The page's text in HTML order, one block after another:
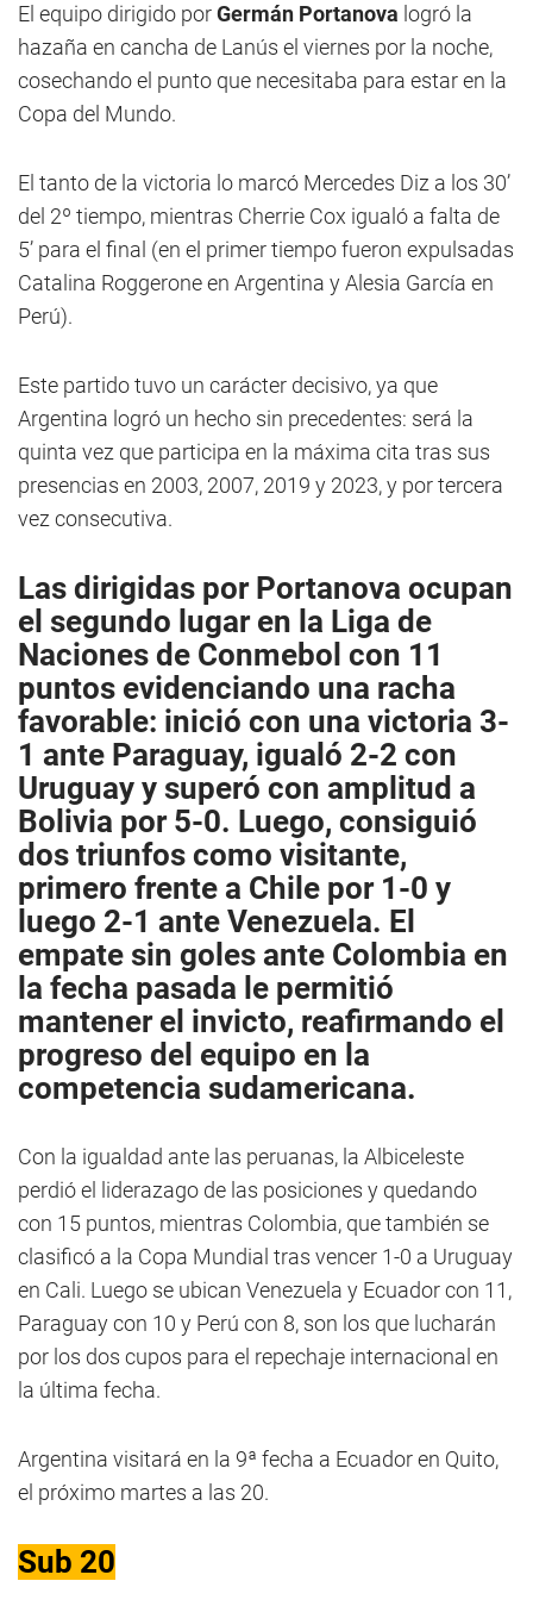
El equipo dirigido porGermán Portanova logró la
hazaña en cancha de Lanús el viernes por la noche,
cosechando el punto que necesitaba para estar en la
Copa del Mundo.
El tanto de la victoria lo marcó Mercedes Diz a los 30’
del 2º tiempo, mientras Cherrie Cox igualó a falta de
5’ para el final (en el primer tiempo fueron expulsadas
Catalina Roggerone en Argentina y Alesia García en
Perú).
Este partido tuvo un carácter decisivo, ya que
Argentina logró un hecho sin precedentes: será la
quinta vez que participa en la máxima cita tras sus
presencias en 2003, 2007, 2019 y 2023, y por tercera
vez consecutiva.
Las dirigidas por Portanova ocupan
el segundo lugar en la Liga de
Naciones de Conmebol con 11
puntos evidenciando una racha
favorable: inició con una victoria 3-
1 ante Paraguay, igualó 2-2 con
Uruguay y superó con amplitud a
Bolivia por 5-0. Luego, consiguió
dos triunfos como visitante,
primero frente a Chile por 1-0 y
luego 2-1 ante Venezuela. El
empate sin goles ante Colombia en
la fecha pasada le permitió
mantener el invicto, reafirmando el
progreso del equipo en la
competencia sudamericana.
Con la igualdad ante las peruanas, la Albiceleste
perdió el liderazago de las posiciones y quedando
con 15 puntos, mientras Colombia, que también se
clasificó a la Copa Mundial tras vencer 1-0 a Uruguay
en Cali. Luego se ubican Venezuela y Ecuador con 11,
Paraguay con 10 y Perú con 8, son los que lucharán
por los dos cupos para el repechaje internacional en
la última fecha.
Argentina visitará en la 9ª fecha a Ecuador en Quito,
el próximo martes a las 20.
Sub 20